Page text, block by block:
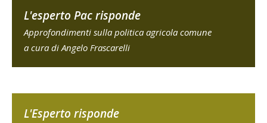
L'esperto Pac risponde
Approfondimenti sulla politica agricola comune
a cura di Angelo Frascarelli
L'Esperto risponde